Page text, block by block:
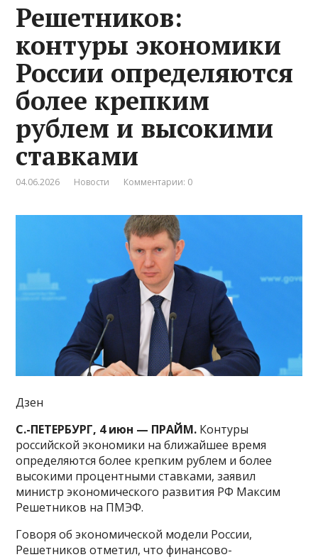
Решетников:
контуры экономики
России определяются
более крепким
рублем и высокими
ставками
04.06.2026 Новости Комментарии: 0
Дзен
С.-ПЕТЕРБУРГ, 4 июн — ПРАЙМ. Контуры
российской экономики на ближайшее время
определяются более крепким рублем и более
высокими процентными ставками, заявил
министр экономического развития РФ Максим
Решетников на ПМЭФ.
Говоря об экономической модели России,
Решетников отметил, что финансово-